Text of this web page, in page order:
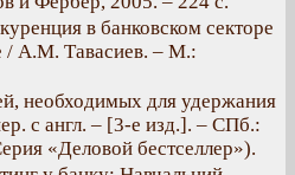
в банковском секторе
/ А.М. Тавасиев. – М.:
необходимых для удержания
с англ. – [3-е изд.]. – СПб.:
«Деловой бестселлер»).